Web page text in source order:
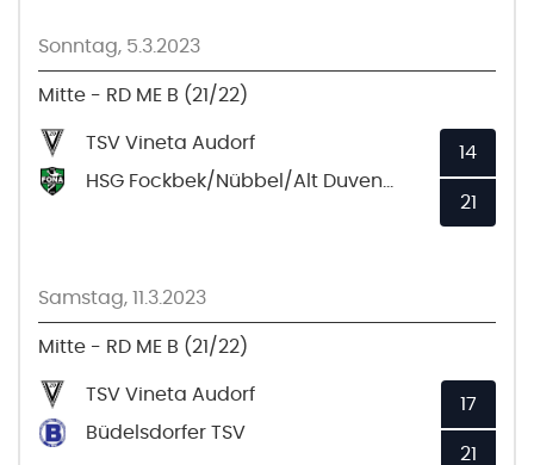
Sonntag, 5.3.2023
Mitte - RD ME B (21/22)
TSV Vineta Audorf
14
21
Samstag, 11.3.2023
Mitte - RD ME B (21/22)
TSV Vineta Audorf
Büdelsdorfer TSV
17
21